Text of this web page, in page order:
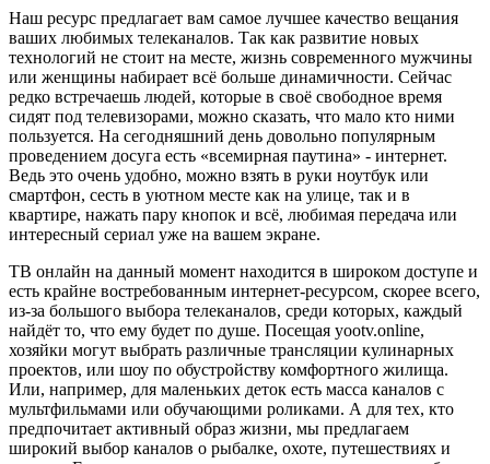
Наш ресурс предлагает вам самое лучшее качество вещания
ваших любимых телеканалов. Так как развитие новых
технологий не стоит на месте, жизнь современного мужчины
или женщины набирает всё больше динамичности. Сейчас
редко встречаешь людей, которые в своё свободное время
сидят под телевизорами, можно сказать, что мало кто ними
пользуется. На сегодняшний день довольно популярным
проведением досуга есть «всемирная паутина» - интернет.
Ведь это очень удобно, можно взять в руки ноутбук или
смартфон, сесть в уютном месте как на улице, так и в
квартире, нажать пару кнопок и всё, любимая передача или
интересный сериал уже на вашем экране.
ТВ онлайн на данный момент находится в широком доступе и
есть крайне востребованным интернет-ресурсом, скорее всего,
из-за большого выбора телеканалов, среди которых, каждый
найдёт то, что ему будет по душе. Посещая yootv.online,
хозяйки могут выбрать различные трансляции кулинарных
проектов, или шоу по обустройству комфортного жилища.
Или, например, для маленьких деток есть масса каналов с
мультфильмами или обучающими роликами. А для тех, кто
предпочитает активный образ жизни, мы предлагаем
широкий выбор каналов о рыбалке, охоте, путешествиях и